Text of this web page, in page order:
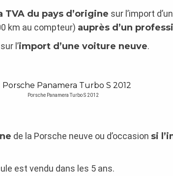
TVA du pays d’origine sur l’import
km au compteur) auprès d’un
l’import d’une voiture neuve.
Porsche Panamera Turbo S 2012
de la Porsche neuve ou d’occasion si
est vendu dans les 5 ans.